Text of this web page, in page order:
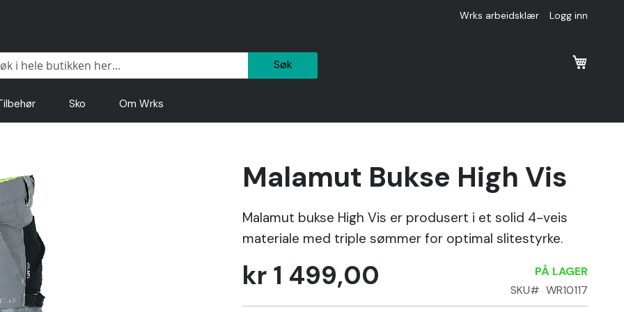
Wrks arbeidsklær Logg inn
Søk
Sko Om Wrks
Malamut Bukse High Vis
Malamut bukse High Vis er produsert i et solid 4-veis
materiale med triple sømmer for optimal slitestyrke.
kr 1 499,00
PÅ LAGER
SKU
WR10117